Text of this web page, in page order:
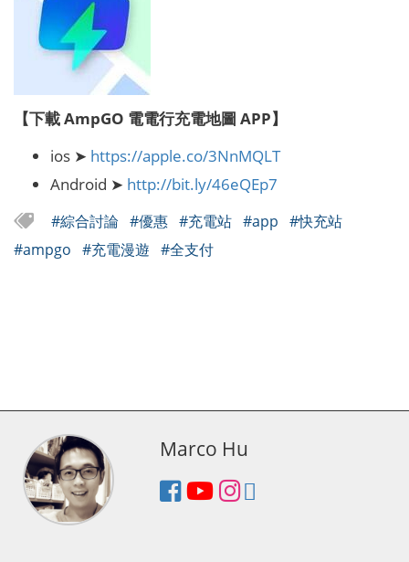
【下載 AmpGO 電電行充電地圖 APP】
ios ➤ https://apple.co/3NnMQLT
Android ➤ http://bit.ly/46eQEp7
#綜合討論 #優惠 #充電站 #app #快充站
#ampgo #充電漫遊 #全支付
Marco Hu